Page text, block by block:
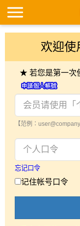
欢迎使
★ 若您是第一次
【范例：
忘记口令
记住帐号口令